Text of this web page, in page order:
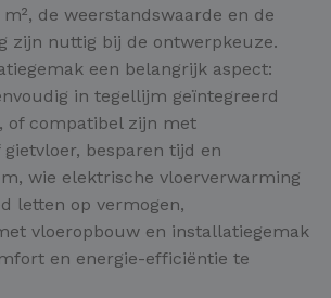
de weerstandswaarde en de
zijn nuttig bij de ontwerpkeuze.
een belangrijk aspect:
in tegellijm geïntegreerd
of compatibel zijn met
gietvloer, besparen tijd en
wie elektrische vloerverwarming
letten op vermogen,
vloeropbouw en installatiegemak
en energie-efficiëntie te